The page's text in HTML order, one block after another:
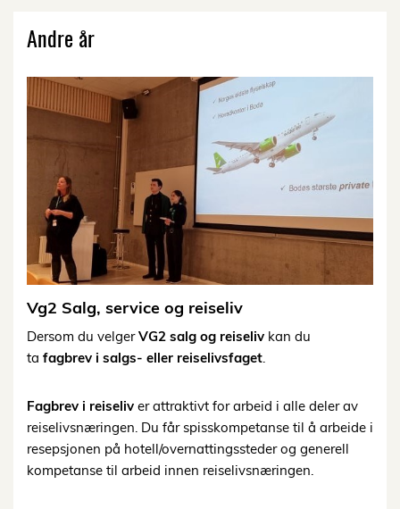
Andre år
Vg2 Salg, service og reiseliv
Dersom du velgerVG2 salg og reiseliv kan du
ta fagbrev i salgs- eller reiselivsfaget.
Fagbrev i reiseliv er attraktivt for arbeid i alle deler av
reiselivsnæringen. Du får spisskompetanse til å arbeide i
resepsjonen på hotell/overnattingssteder og generell
kompetanse til arbeid innen reiselivsnæringen.